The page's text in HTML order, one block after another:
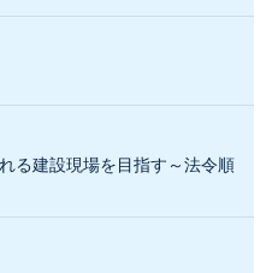
る建設現場を目指す～法令順